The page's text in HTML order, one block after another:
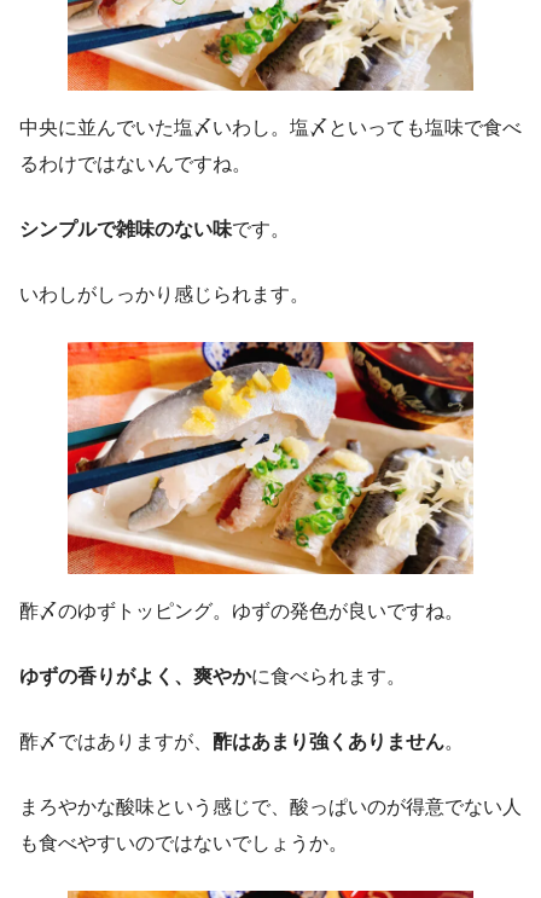
中央に並んでいた塩〆いわし。塩〆といっても塩味で食べ
るわけではないんですね。
シンプルで雑味のない味です。
いわしがしっかり感じられます。
酢〆のゆずトッピング。ゆずの発色が良いですね。
ゆずの香りがよく、爽やかに食べられます。
酢〆ではありますが、 酢はあまり強くありません。
まろやかな酸味という感じで、酸っぱいのが得意でない人
も食べやすいのではないでしょうか。